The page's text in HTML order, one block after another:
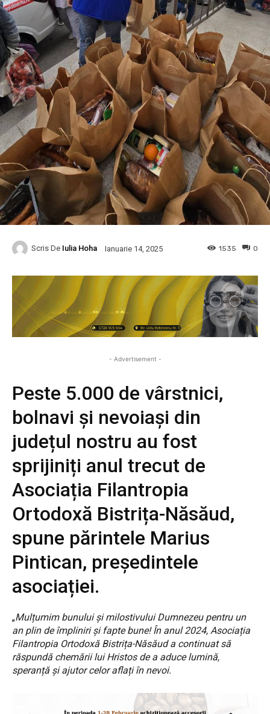
Scris De Iulia Hoha Ianuarie 14, 2025 0
1535
- Advertisement -
Peste 5.000 de vârstnici,
bolnavi și nevoiași din
județul nostru au fost
sprijiniți anul trecut de
Asociația Filantropia
Ortodoxă Bistrița-Năsăud,
spune părintele Marius
Pintican, președintele
asociației.
„Mulțumim bunului și milostivului Dumnezeu pentru un
an plin de împliniri și fapte bune! În anul 2024, Asociația
Filantropia Ortodoxă Bistrița-Năsăud a continuat să
răspundă chemării lui Hristos de a aduce lumină,
speranță și ajutor celor aflați în nevoi.